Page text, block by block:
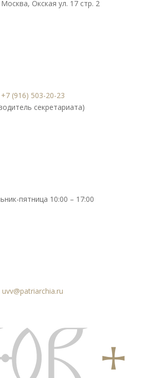
Москва, Окская ул. 17 стр. 2
+7 (916) 503-20-23
секретариата)
пятница 10:00 – 17:00
uvv@patriarchia.ru